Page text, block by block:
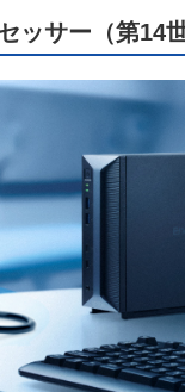
ッサー（第14